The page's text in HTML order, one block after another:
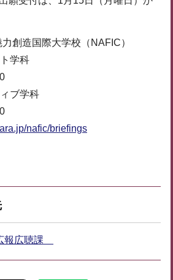
創造国際大学校（NAFIC）
学科
ブ学科
nafic/briefings
報広聴課